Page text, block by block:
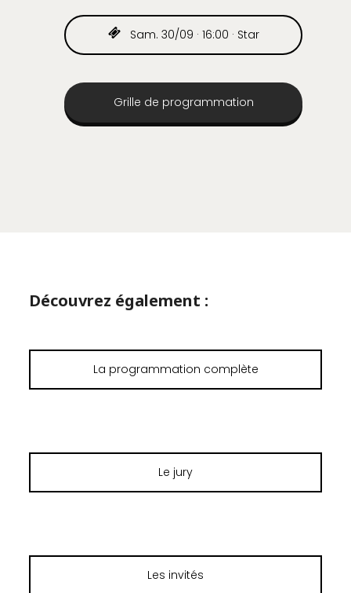
Sam. 30/09 · 16:00 · Star
Grille de programmation
Découvrez également :
La programmation complète
Le jury
Les invités